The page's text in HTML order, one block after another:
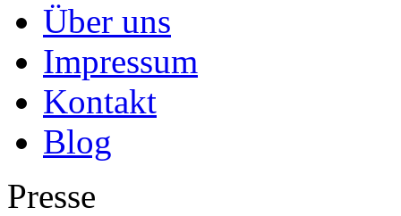
Über uns
Impressum
Kontakt
Blog
Presse